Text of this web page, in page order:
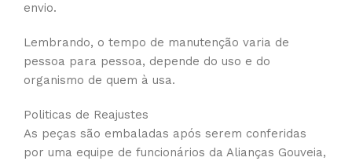
envio.
Lembrando, o tempo de manutenção varia de
pessoa para pessoa, depende do uso e do
organismo de quem à usa.
Politicas de Reajustes
As peças são embaladas após serem conferidas
por uma equipe de funcionários da Alianças Gouveia,